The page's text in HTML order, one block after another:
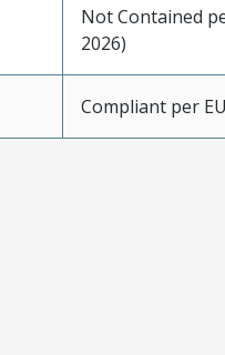
Not Contained
2026)
Compliant per